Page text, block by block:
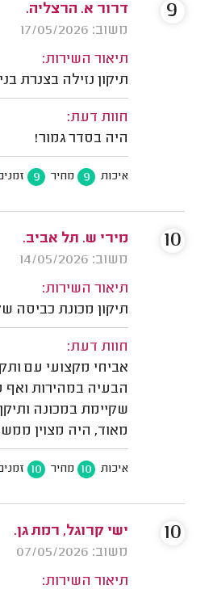
דרור א. הרצליה.
משוב: 17/05/2026
תיאור השירות:
תיקון נזילה בצנרת
חוות דעת:
היה בסדר גמור!
איכות 9 מחיר 9
9
מירי ש. תל אביב.
משוב: 14/05/2026
תיאור השירות:
תיקון מכונת כביסה
חוות דעת:
אביחי מקצועי עם
הבעיה במהירות ואף
שקיימת במכונה
מאוד, היה מצוין
איכות 10 מחיר 10
10
ישי קרוגל, רמת גן.
משוב: 07/05/2026
תיאור השירות:
10